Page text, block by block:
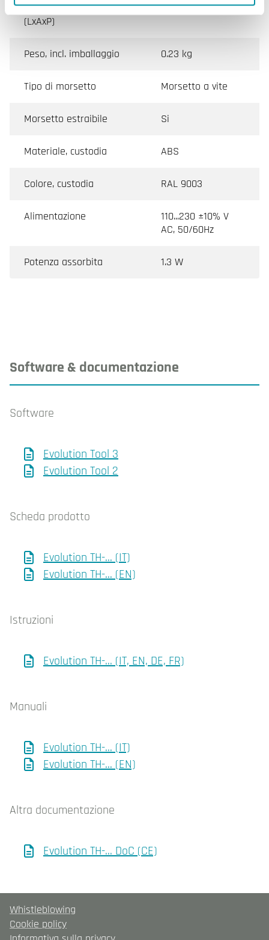
Dimensioni esterne
(LxAxP)
128x80x55 mm
Peso, incl. imballaggio 0.23 kg
Tipo di morsetto Morsetto a vite
Morsetto estraibile Si
Materiale, custodia ABS
Colore, custodia RAL 9003
Alimentazione
110...230 ±10% V
AC, 50/60Hz
Potenza assorbita 1.3 W
Software & documentazione
Software
Evolution Tool 3
Evolution Tool 2
Scheda prodotto
Evolution TH-... (IT)
Evolution TH-... (EN)
Istruzioni
Evolution TH-... (IT, EN, DE, FR)
Manuali
Evolution TH-... (IT)
Evolution TH-... (EN)
Altra documentazione
Evolution TH-... DoC (CE)
Whistleblowing
Cookie policy